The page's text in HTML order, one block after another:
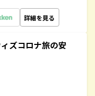
詳細を見る
ズコロナ旅の安